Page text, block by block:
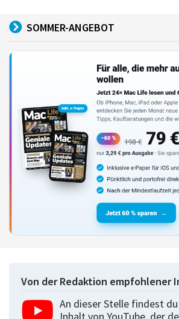
SOMMER-ANGEBOT
Von der Redaktion empfohlener
An dieser Stelle findest